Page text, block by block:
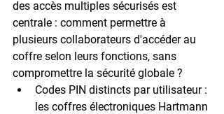
des accès multiples sécurisés est
centrale : comment permettre à
plusieurs collaborateurs d'accéder au
coffre selon leurs fonctions, sans
compromettre la sécurité globale ?
Codes PIN distincts par utilisateur :
les coffres électroniques Hartmann